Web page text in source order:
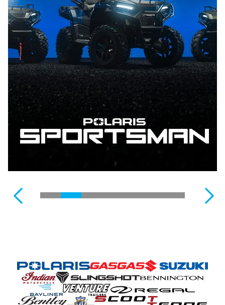
MOTOCROSS STARK
FUTURE
VOIR LA GAMME COMPLÈTE
AGUSTA
CYCLOMOTEUR
SCOOTTERRE
VOIR LA GAMME COMPLÈTE
MOTEURS HORS-BORD
REMORQUES
VOIR LA GAMME COMPLÈTE